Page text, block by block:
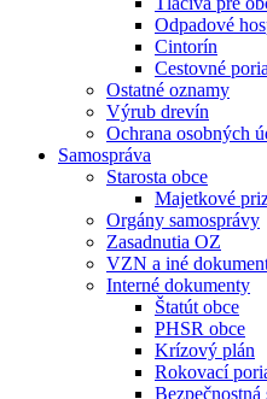
Odpadové
Cintorín
Cestovné
Ostatné oznamy
Výrub drevín
Ochrana osobných
Samospráva
Starosta obce
Majetkové
Orgány samosprávy
Zasadnutia OZ
VZN a iné
Interné dokumenty
Štatút obce
PHSR obce
Krízový plán
Rokovací
Bezpečnostná